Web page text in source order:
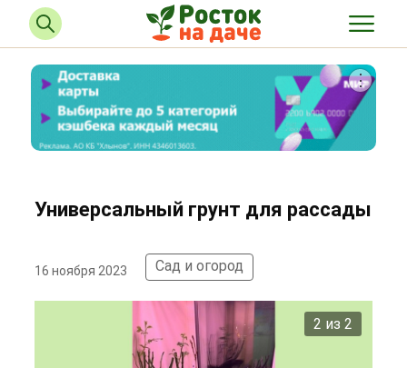
Универсальный грунт для рассады
16 ноября 2023 Сад и огород
2 из 2